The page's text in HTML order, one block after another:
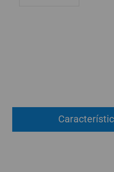
PROFESIONALES /
SOLICITAR REPARACIÓN